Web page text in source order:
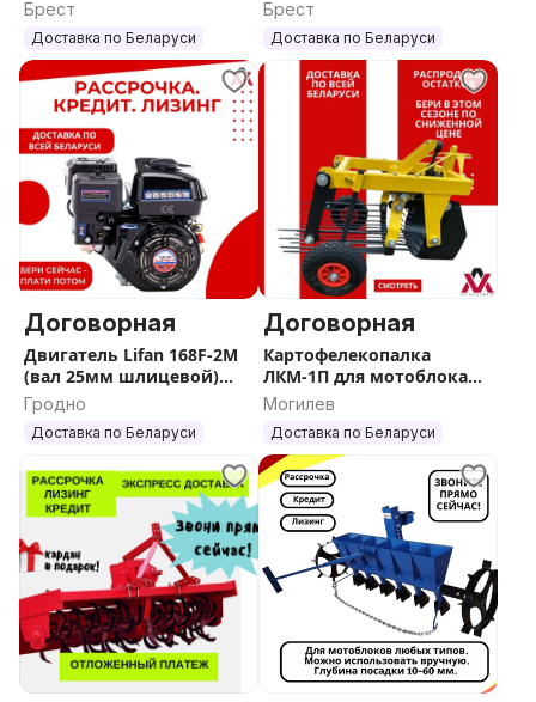
Брест
Доставка по Беларуси
Брест
Доставка по Беларуси
Договорная
Двигатель Lifan 168F-2M
(вал 25мм шлицевой)
6.5лс
Гродно
Доставка по Беларуси
Договорная
Картофелекопалка
ЛКМ-1П для мотоблока
МТЗ
Могилев
Доставка по Беларуси